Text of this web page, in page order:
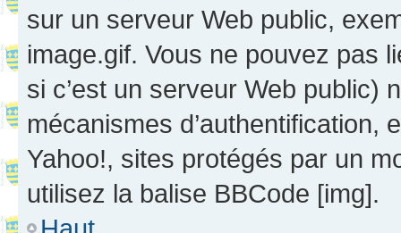
sur un serveur Web public,
image.gif. Vous ne pouvez pas
si c’est un serveur Web public)
mécanismes d’authentification,
Yahoo!, sites protégés par un
utilisez la balise BBCode [img].